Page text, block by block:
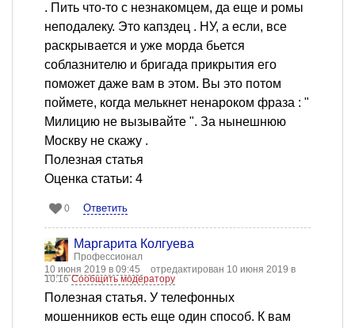
. Пить что-то с незнакомцем, да еще и ромы
неподалеку. Это капздец . НУ, а если, все
раскрывается и уже морда бьется
соблазнителю и бригада прикрытия его
поможет даже вам в этом. Вы это потом
поймете, когда мелькнет ненароком фраза : "
Милицию не вызывайте ". За нынешнюю
Москву не скажу .
Полезная статья
Оценка статьи: 4
0 Ответить
Маргарита Колгуева
Профессионал
10 июня 2019 в 09:45
отредактирован 10 июня 2019 в
10:16Сообщить модератору
Полезная статья. У телефонных
мошенников есть еще один способ. К вам